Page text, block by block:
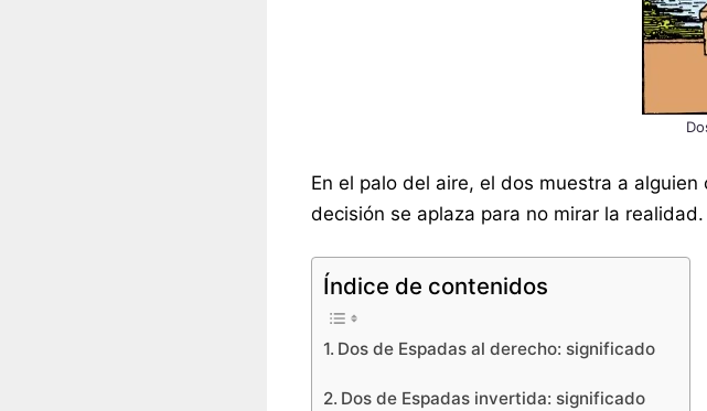
En el palo del aire, el dos muestra a
decisión se aplaza para no mirar la realidad.
Índice de contenidos
Dos de Espadas al derecho: significado
Dos de Espadas invertida: significado